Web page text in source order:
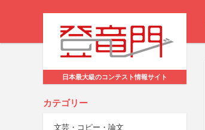
日本最大級のコンテスト情報サイト
カテゴリー
文芸・コピー・論文